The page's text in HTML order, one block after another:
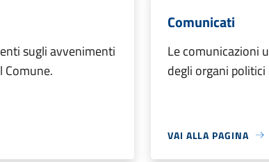
sugli avvenimenti
Comune.
Comunicati
Le comunicazioni
degli organi
VAI ALLA PAGINA